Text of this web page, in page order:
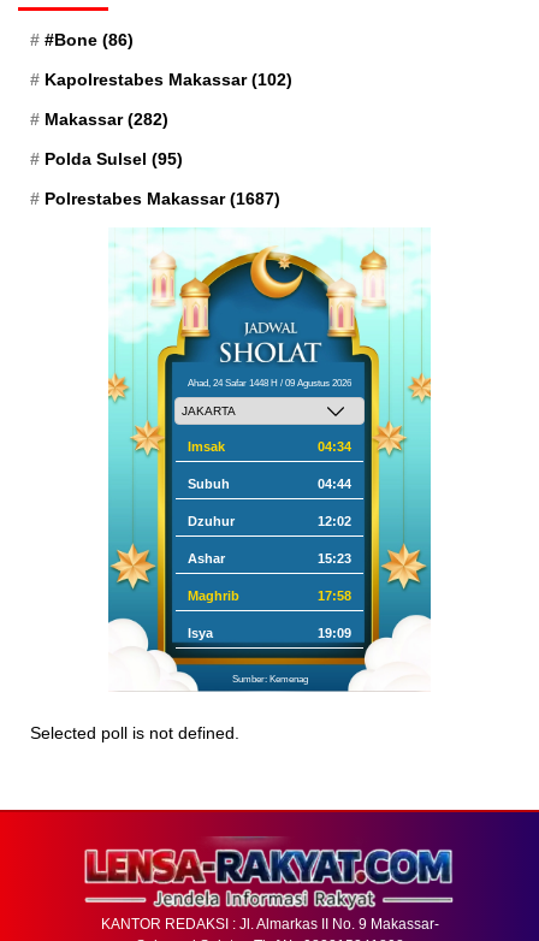
#Bone (86)
Kapolrestabes Makassar(102)
Makassar(282)
Polda Sulsel (95)
Polrestabes Makassar(1687)
Ahad, 24 Safar 1448 H / 09 Agustus 2026
Imsak 04:34
Subuh 04:44
Dzuhur 12:02
Ashar 15:23
Maghrib 17:58
Isya 19:09
Sumber: Kemenag
Selected poll is not defined.
KANTOR REDAKSI : Jl. Almarkas II No. 9 Makassar-